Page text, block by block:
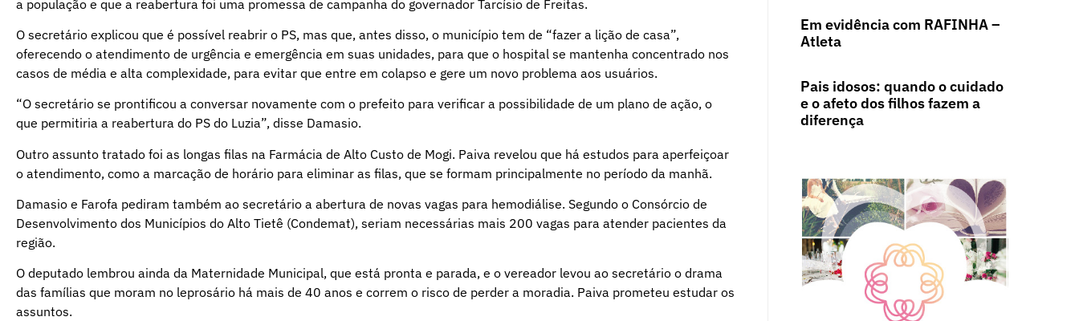
a população e que a reabertura foi uma promessa de campanha do governador Tarcísio de Freitas.
O secretário explicou que é possível reabrir o PS, mas que, antes disso, o município tem de “fazer a lição de casa”,
oferecendo o atendimento de urgência e emergência em suas unidades, para que o hospital se mantenha concentrado nos
casos de média e alta complexidade, para evitar que entre em colapso e gere um novo problema aos usuários.
“O secretário se prontificou a conversar novamente com o prefeito para verificar a possibilidade de um plano de ação, o
que permitiria a reabertura do PS do Luzia”, disse Damasio.
Outro assunto tratado foi as longas filas na Farmácia de Alto Custo de Mogi. Paiva revelou que há estudos para aperfeiçoar
o atendimento, como a marcação de horário para eliminar as filas, que se formam principalmente no período da manhã.
Damasio e Farofa pediram também ao secretário a abertura de novas vagas para hemodiálise. Segundo o Consórcio de
Desenvolvimento dos Municípios do Alto Tietê (Condemat), seriam necessárias mais 200 vagas para atender pacientes da
região.
O deputado lembrou ainda da Maternidade Municipal, que está pronta e parada, e o vereador levou ao secretário o drama
das famílias que moram no leprosário há mais de 40 anos e correm o risco de perder a moradia. Paiva prometeu estudar os
assuntos.
Em evidência com RAFINHA –
Atleta
Pais idosos: quando o cuidado
e o afeto dos filhos fazem a
diferença